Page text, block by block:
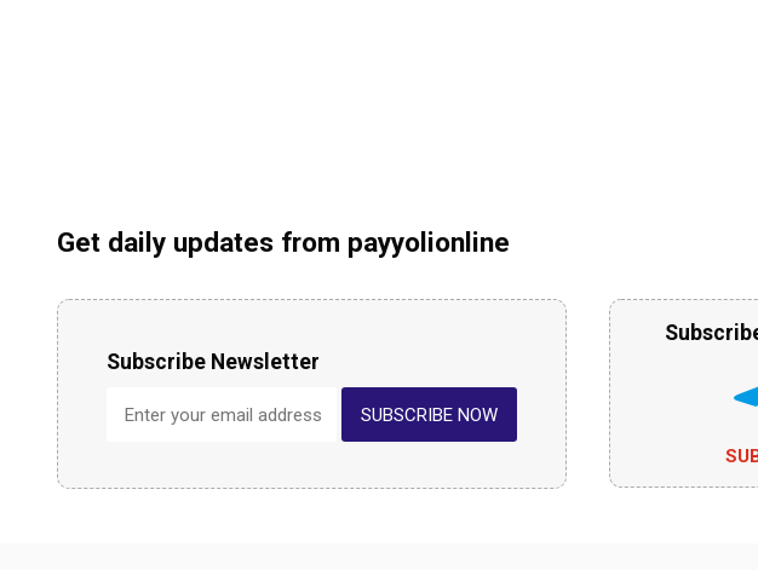
Get daily updates from payyolionline
Subscribe Newsletter
SUBSCRIBE NOW